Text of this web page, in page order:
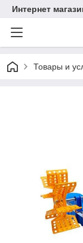
Интернет
Товары и